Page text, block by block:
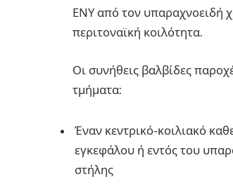
ΕΝΥ από τον υπαραχνοειδή
περιτοναϊκή κοιλότητα.
Οι συνήθεις βαλβίδες
τμήματα:
Έναν κεντρικό-κοιλιακό
εγκεφάλου ή εντός του
στήλης